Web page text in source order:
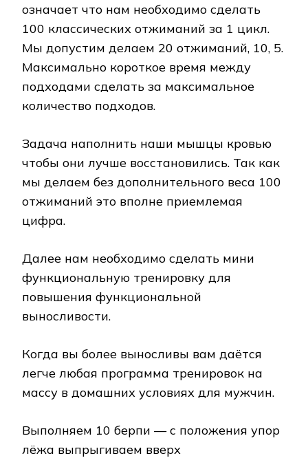
означает что нам необходимо сделать
100 классических отжиманий за 1 цикл.
Мы допустим делаем 20 отжиманий, 10, 5.
Максимально короткое время между
подходами сделать за максимальное
количество подходов.
Задача наполнить наши мышцы кровью
чтобы они лучше восстановились. Так как
мы делаем без дополнительного веса 100
отжиманий это вполне приемлемая
цифра.
Далее нам необходимо сделать мини
функциональную тренировку для
повышения функциональной
выносливости.
Когда вы более выносливы вам даётся
легче любая программа тренировок на
массу в домашних условиях для мужчин.
Выполняем 10 берпи — с положения упор
лёжа выпрыгиваем вверх